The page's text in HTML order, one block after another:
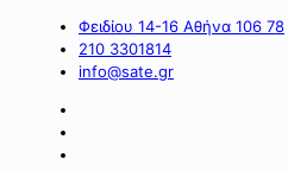
Φειδίου 14-16 Αθήνα 106 78
210 3301814
info@sate.gr